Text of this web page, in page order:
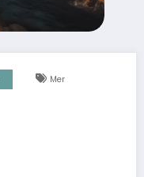
Mer